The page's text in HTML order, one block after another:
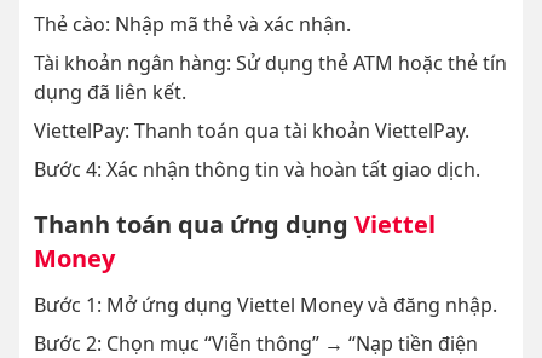
Thẻ cào: Nhập mã thẻ và xác nhận.
Tài khoản ngân hàng: Sử dụng thẻ ATM hoặc thẻ tín
dụng đã liên kết.
ViettelPay: Thanh toán qua tài khoản ViettelPay.
Bước 4: Xác nhận thông tin và hoàn tất giao dịch.
Thanh toán qua ứng dụng Viettel
Money
Bước 1: Mở ứng dụng Viettel Money và đăng nhập.
Bước 2: Chọn mục “Viễn thông” → “Nạp tiền điện